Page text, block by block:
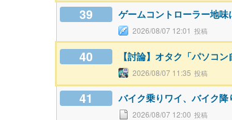
39 ゲームコントローラー地味
2026/08/07 12:01
40 【討論】オタク「パソコ
2026/08/07 11:35
41 バイク乗りワイ、バイク降
2026/08/07 12:00